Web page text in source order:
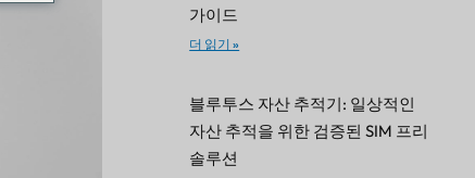
가이드
더 읽기 »
블루투스 자산 추적기: 일상적인
자산 추적을 위한 검증된 SIM 프리
솔루션